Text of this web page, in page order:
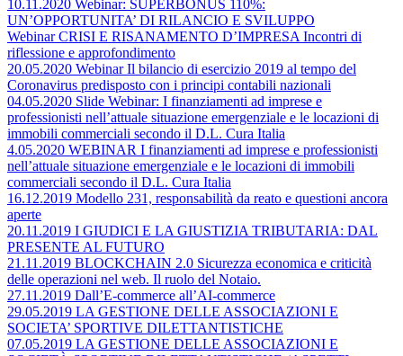
10.11.2020 Webinar: SUPERBONUS 110%:
UN’OPPORTUNITA’ DI RILANCIO E SVILUPPO
Webinar CRISI E RISANAMENTO D’IMPRESA Incontri di
riflessione e approfondimento
20.05.2020 Webinar Il bilancio di esercizio 2019 al tempo del
Coronavirus predisposto con i principi contabili nazionali
04.05.2020 Slide Webinar: I finanziamenti ad imprese e
professionisti nell’attuale situazione emergenziale e le locazioni di
immobili commerciali secondo il D.L. Cura Italia
4.05.2020 WEBINAR I finanziamenti ad imprese e professionisti
nell’attuale situazione emergenziale e le locazioni di immobili
commerciali secondo il D.L. Cura Italia
16.12.2019 Modello 231, responsabilità da reato e questioni ancora
aperte
20.11.2019 I GIUDICI E LA GIUSTIZIA TRIBUTARIA: DAL
PRESENTE AL FUTURO
21.11.2019 BLOCKCHAIN 2.0 Sicurezza economica e criticità
delle operazioni nel web. Il ruolo del Notaio.
27.11.2019 Dall’E-commerce all’AI-commerce
29.05.2019 LA GESTIONE DELLE ASSOCIAZIONI E
SOCIETA’ SPORTIVE DILETTANTISTICHE
07.05.2019 LA GESTIONE DELLE ASSOCIAZIONI E